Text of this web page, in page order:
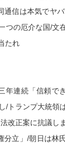
通信は本気でヤ
つの厄介な国/文
たれ
年連続「信頼で
/トランプ大統領
改正案に抗議しま
分立」/朝日は林